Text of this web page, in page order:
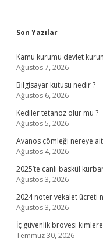
Sidebar
Son Yazılar
Kamu kurumu devlet
Ağustos 7, 2026
Bilgisayar kutusu nedir ?
Ağustos 6, 2026
Kediler tetanoz olur mu ?
Ağustos 5, 2026
Avanos çömleği nereye
Ağustos 4, 2026
2025’te canlı baskül
Ağustos 3, 2026
2024 noter vekalet ücreti
Ağustos 3, 2026
İç güvenlik brovesi
Temmuz 30, 2026